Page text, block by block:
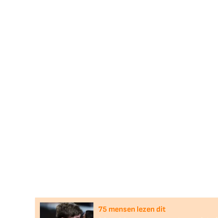
75 mensen lezen dit